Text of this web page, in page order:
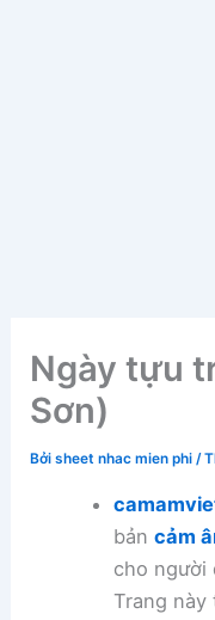
Ngày tựu
Sơn)
Bởisheet nhac mien phi/
bản cảm
cho người
Trang này